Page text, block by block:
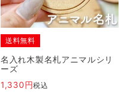
送料無料
名入れ木製名札アニマルシリ
ーズ
1,330
税込